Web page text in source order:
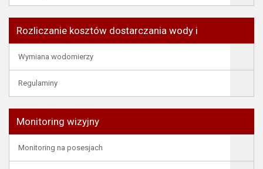
Rozliczanie kosztów dostarczania wody i
Wymiana wodomierzy
Regulaminy
Monitoring wizyjny
Monitoring na posesjach